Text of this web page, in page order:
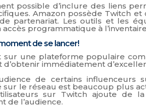
possible d’inclure des liens
Amazon possède Twitch
partenariat. Les outils et les
programmatique à
de se lancer!
sur une plateforme populaire
d’obtenir immédiatement
de certains
le réseau est beaucoup plus
sur Twitch ajoute de
de l’audience.